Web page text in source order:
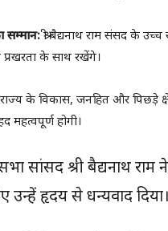
श्री बैद्यनाथ राम संसद के
के साथ रखेंगे।
राज्य के विकास, जनहित और पिछड़े
महत्वपूर्ण होगी।
सांसद श्री बैद्यनाथ
हृदय से धन्यवाद दिया।